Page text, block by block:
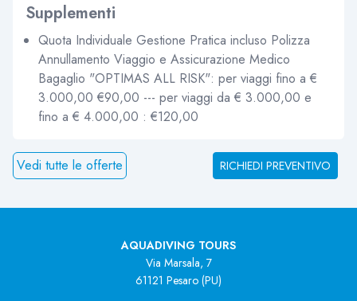
Supplementi
Quota Individuale Gestione Pratica incluso Polizza
Annullamento Viaggio e Assicurazione Medico
Bagaglio "OPTIMAS ALL RISK": per viaggi fino a €
3.000,00 €90,00 --- per viaggi da € 3.000,00 e
fino a € 4.000,00 : €120,00
Vedi tutte le offerte RICHIEDI PREVENTIVO
AQUADIVING TOURS
Via Marsala, 7
61121 Pesaro (PU)